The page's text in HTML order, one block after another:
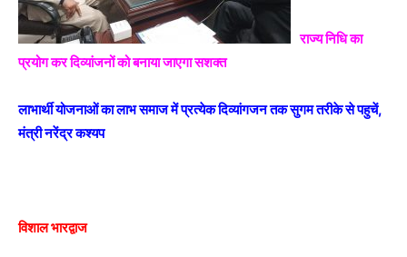
राज्य निधि का
प्रयोग कर दिव्यांजनों को बनाया जाएगा सशक्त
लाभार्थी योजनाओं का लाभ समाज में प्रत्येक दिव्यांगजन तक सुगम तरीके से पहुचें,
मंत्री नरेंद्र कश्यप
विशाल भारद्वाज